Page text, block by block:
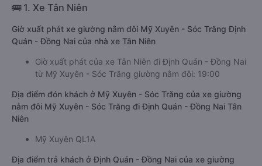
🚌 1. Xe Tân Niên
Giờ xuất phát xe giường nằm đôi Mỹ Xuyên - Sóc Trăng Định
Quán - Đồng Nai của nhà xe Tân Niên
Giờ xuất phát của xe Tân Niên đi Định Quán - Đồng Nai
từ Mỹ Xuyên - Sóc Trăng giường nằm đôi: 19:00
Địa điểm đón khách ở Mỹ Xuyên - Sóc Trăng của xe giường
nằm đôi Mỹ Xuyên - Sóc Trăng đi Định Quán - Đồng Nai Tân
Niên
Mỹ Xuyên QL1A
Địa điểm trả khách ở Định Quán - Đồng Nai của xe giường